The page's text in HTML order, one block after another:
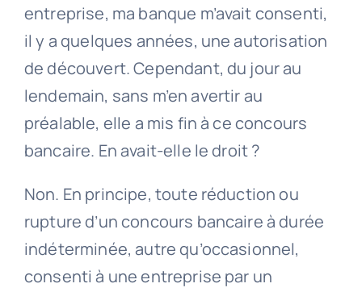
entreprise, ma banque m’avait consenti,
il y a quelques années, une autorisation
de découvert. Cependant, du jour au
lendemain, sans m’en avertir au
préalable, elle a mis fin à ce concours
bancaire. En avait-elle le droit ?
Non. En principe, toute réduction ou
rupture d’un concours bancaire à durée
indéterminée, autre qu’occasionnel,
consenti à une entreprise par un